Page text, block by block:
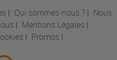
| Qui sommes-nous ? | Nous
| Mentions Légales |
| Promos |